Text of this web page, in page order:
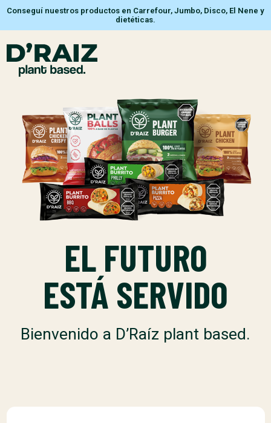
Conseguí nuestros productos en Carrefour, Jumbo, Disco, El Nene y
dietéticas.
EL FUTURO
ESTÁ SERVIDO
Bienvenido a D’Raíz plant based.